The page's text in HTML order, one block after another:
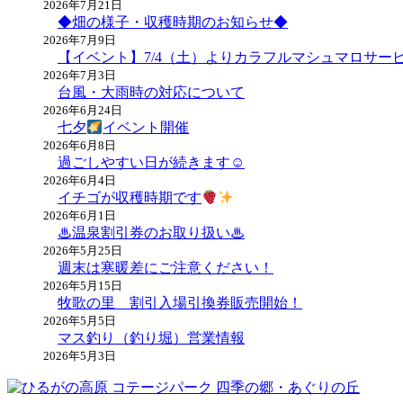
2026年7月21日
◆畑の様子・収穫時期のお知らせ◆
2026年7月9日
【イベント】7/4（土）よりカラフルマシュマロサー
2026年7月3日
台風・大雨時の対応について
2026年6月24日
七夕 イベント開催
2026年6月8日
過ごしやすい日が続きます☺
2026年6月4日
イチゴが収穫時期です
2026年6月1日
♨温泉割引券のお取り扱い♨
2026年5月25日
週末は寒暖差にご注意ください！
2026年5月15日
牧歌の里 割引入場引換券販売開始！
2026年5月5日
マス釣り（釣り堀）営業情報
2026年5月3日